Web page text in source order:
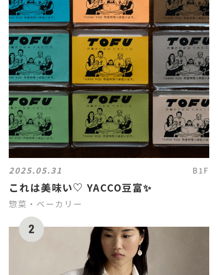
2025.05.31 B1F
これは美味い♡ YACCO豆富✨
惣菜・ベーカリー